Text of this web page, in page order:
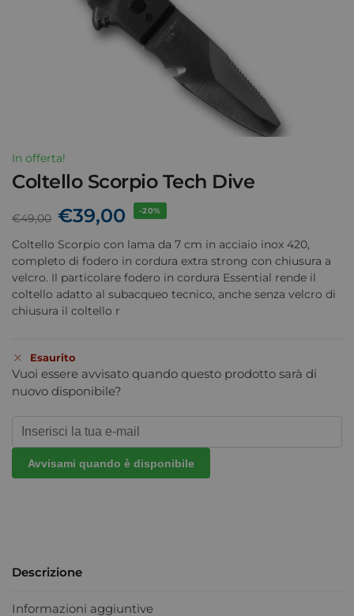
In offerta!
Coltello Scorpio Tech Dive
€49,00 €39,00 -20%
Coltello Scorpio con lama da 7 cm in acciaio inox 420,
completo di fodero in cordura extra strong con chiusura a
velcro. Il particolare fodero in cordura Essential rende il
coltello adatto al subacqueo tecnico, anche senza velcro di
chiusura il coltello r
Esaurito
Vuoi essere avvisato quando questo prodotto sarà di
nuovo disponibile?
Avvisami quando è disponibile
Descrizione
Informazioni aggiuntive